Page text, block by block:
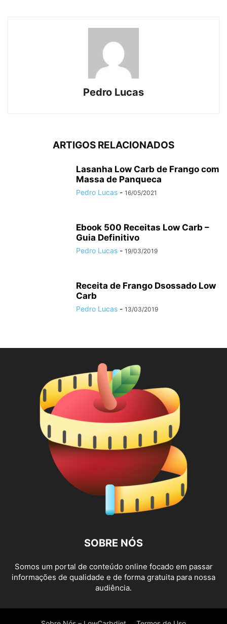
Pedro Lucas
ARTIGOS RELACIONADOS
Lasanha Low Carb de Frango com
Massa de Panqueca
Pedro Lucas - 16/05/2021
Ebook 500 Receitas Low Carb –
Guia Definitivo
Pedro Lucas - 19/03/2019
Receita de Frango Dsossado Low
Carb
Pedro Lucas - 13/03/2019
SOBRE NÓS
Somos um portal de conteúdo online focado em passar
informações de qualidade e de forma gratuita para nossa
audiência.